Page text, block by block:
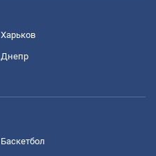
Харьков
Днепр
Баскетбол